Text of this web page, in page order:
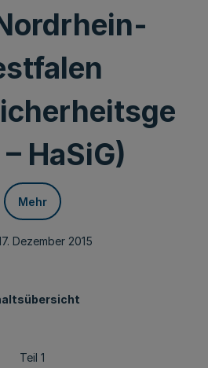
HaSiG)
Mehr
Dezember 2015
Teil 1